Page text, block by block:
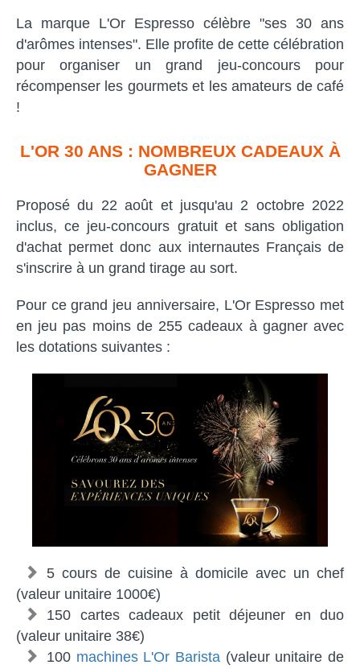
La marque L'Or Espresso célèbre "ses 30 ans
d'arômes intenses". Elle profite de cette célébration
pour organiser un grand jeu-concours pour
récompenser les gourmets et les amateurs de café
!
L'OR 30 ANS : NOMBREUX CADEAUX À
GAGNER
Proposé du 22 août et jusqu'au 2 octobre 2022
inclus, ce jeu-concours gratuit et sans obligation
d'achat permet donc aux internautes Français de
s'inscrire à un grand tirage au sort.
Pour ce grand jeu anniversaire, L'Or Espresso met
en jeu pas moins de 255 cadeaux à gagner avec
les dotations suivantes :
5 cours de cuisine à domicile avec un chef
(valeur unitaire 1000€)
150 cartes cadeaux petit déjeuner en duo
(valeur unitaire 38€)
100 machines L'Or Barista (valeur unitaire de